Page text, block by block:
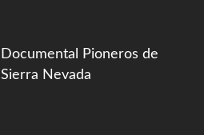
Documental Pioneros de
Sierra Nevada